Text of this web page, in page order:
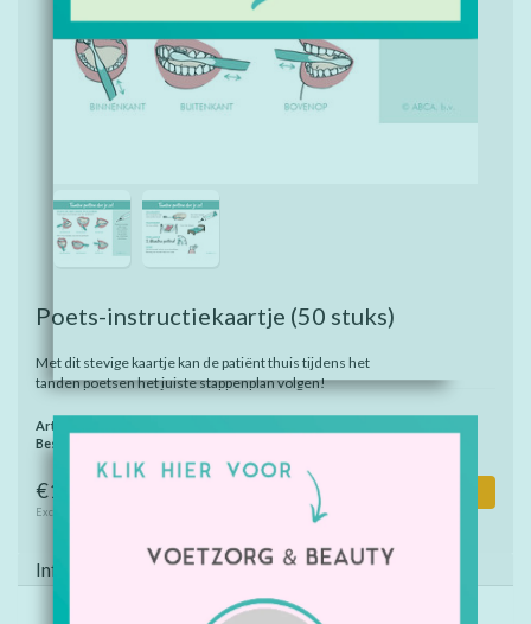
Poets-instructiekaartje (50 stuks)
Met dit stevige kaartje kan de patiënt thuis tijdens het
tanden poetsen het juiste stappenplan volgen!
Artikelnummer:
Beschikbaarheid:
€12,00
Excl. btw
Toevoegen aan winkelwagen
Informatie